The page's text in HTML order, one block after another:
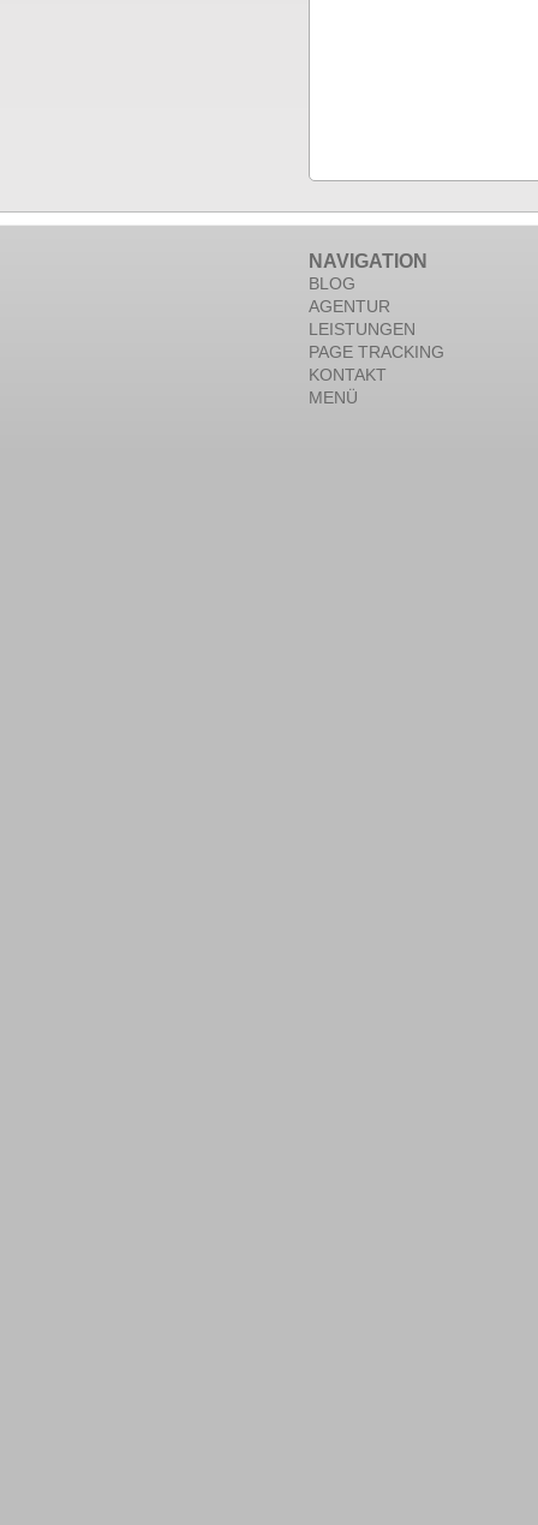
NAVIGATION
BLOG
AGENTUR
LEISTUNGEN
PAGE TRACKING
KONTAKT
MENÜ